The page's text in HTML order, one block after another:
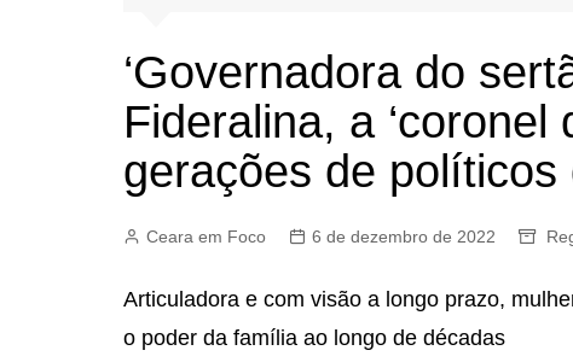
‘Governadora do
Fideralina, a ‘coronel
gerações de políticos
Ceara em Foco 6 de dezembro de 2022
Articuladora e com visão a longo prazo,
o poder da família ao longo de décadas